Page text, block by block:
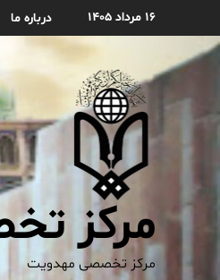
۱۶ مرداد ۱۴۰۵ درباره ما
مرکز
مرکز تخصصی مهدویت